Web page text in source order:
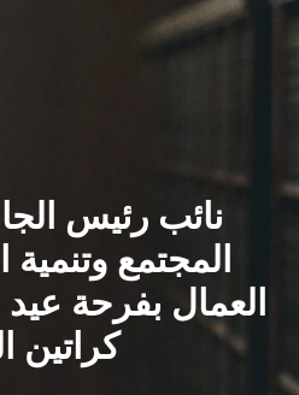
نائب رئيس
المجتمع وتنمية
العمال بفرحة
كراتين